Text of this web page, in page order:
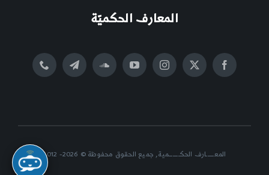
المعارف الحكميّة
المعــــــارف الحكــــــــمية, جميع الحقوق محفوظة © 2026- 2012